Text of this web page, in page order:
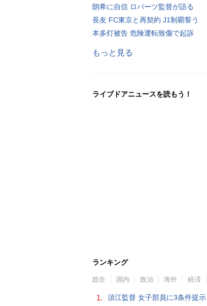
朗希に自信 ロバーツ監督が語る
長友 FC東京と再契約 J1制覇誓う
本多灯被告 危険運転致傷で起訴
もっと見る
ライブドアニュースを読もう！
ランキング
総合 国内 政治 海外 経済
1. 須江監督 女子部員に3条件提示